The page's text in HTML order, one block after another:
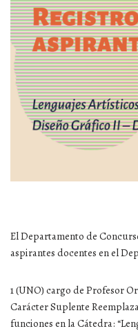
El Departamento de
aspirantes docentes en el
1 (UNO) cargo de Profesor
Carácter Suplente
funciones en la Cátedra: